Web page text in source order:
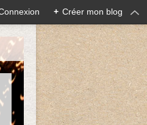
+ Créer mon blog